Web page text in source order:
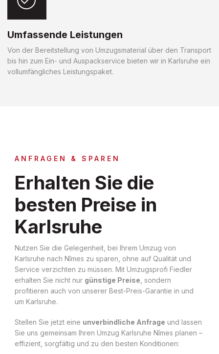
Umfassende Leistungen
Von der Bereitstellung von Umzugsmaterial über den Transport
bis hin zum Ein- und Auspackservice bieten wir in Karlsruhe ein
vollumfängliches Leistungspaket.
ANFRAGEN & SPAREN
Erhalten Sie die
besten Preise in
Karlsruhe
Nutzen Sie die Gelegenheit, bei Ihrem Umzug von
Karlsruhe nach Nîmes zu sparen, ohne auf Qualität und
Service verzichten zu müssen. Mit Umzugsprofi Fiedler
erhalten Sie nicht nur günstige Preise , sondern
profitieren auch von unserer Best-Preis-Garantie in und
um Karlsruhe.
Stellen Sie jetzt eine unverbindliche Anfrage und lassen
Sie uns gemeinsam Ihren Umzug Karlsruhe Nîmes planen –
effizient, sorgfältig und zu den besten Konditionen: